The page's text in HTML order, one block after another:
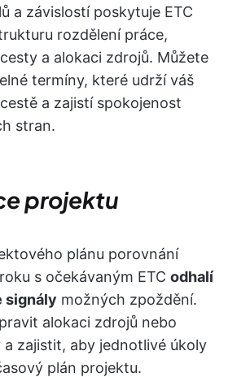
a závislostí poskytuje ETC
rozdělení práce,
a alokaci zdrojů. Můžete
termíny, které udrží váš
a zajistí spokojenost
stran.
projektu
plánu porovnání
s očekávaným ETC odhalí
signály možných zpoždění.
alokaci zdrojů nebo
zajistit, aby jednotlivé úkoly
plán projektu.